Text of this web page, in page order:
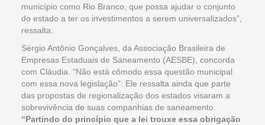
município como Rio Branco, que possa ajudar o conjunto
do estado a ter os investimentos a serem universalizados”,
ressalta.
Sérgio Antônio Gonçalves, da Associação Brasileira de
Empresas Estaduais de Saneamento (AESBE), concorda
com Cláudia. “Não está cômodo essa questão municipal
com essa nova legislação”. Ele ressalta ainda que parte
das propostas de regionalização dos estados visaram a
sobrevivência de suas companhias de saneamento.
“Partindo do princípio que a lei trouxe essa obrigação